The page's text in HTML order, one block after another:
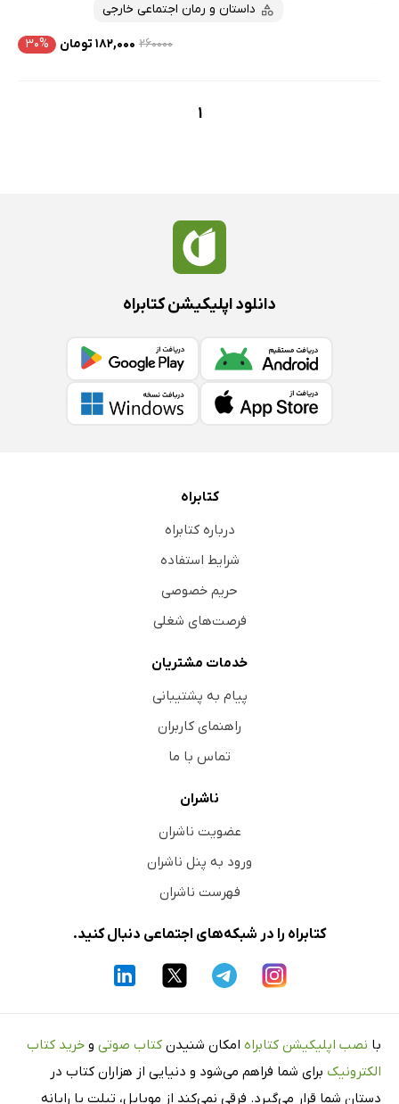
داستان و رمان اجتماعی خارجی
۲۶۰۰۰۰ ۱۸۲,۰۰۰ تومان ۳۰%
1
دانلود اپلیکیشن کتابراه
کتابراه
درباره کتابراه
شرایط استفاده
حریم خصوصی
فرصت‌های شغلی
خدمات مشتریان
پیام به پشتیبانی
راهنمای کاربران
تماس با ما
ناشران
عضویت ناشران
ورود به پنل ناشران
فهرست ناشران
کتابراه را در شبکه‌های اجتماعی دنبال کنید.
با نصب اپلیکیشن کتابراه امکان شنیدن کتاب صوتی و خرید کتاب
الکترونیک برای شما فراهم می‌شود و دنیایی از هزاران کتاب در
دستان شما قرار می‌گیرد. فرقی نمی‌کند از موبایل، تبلت یا رایانه